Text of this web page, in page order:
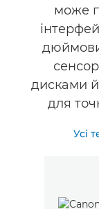
може
дисками
для
Усі